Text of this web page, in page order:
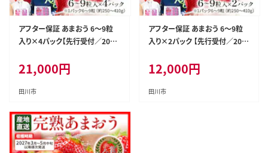
アフター保証 あまおう 6～9粒
入り×4パック【先行受付／2027
大粒 不揃い DX デラックス エク
セレント 苺 イチゴ 福岡高級 フ
ルーツ 土産 福岡県
21,000円
田川市
アフター保証 あまおう 6～9粒
入り×2パック 【先行受付／202
ご 大粒 不揃い DX デラックス エ
クセレント 苺 イチゴ 福岡高級
フルーツ 土産 福岡県
12,000円
田川市